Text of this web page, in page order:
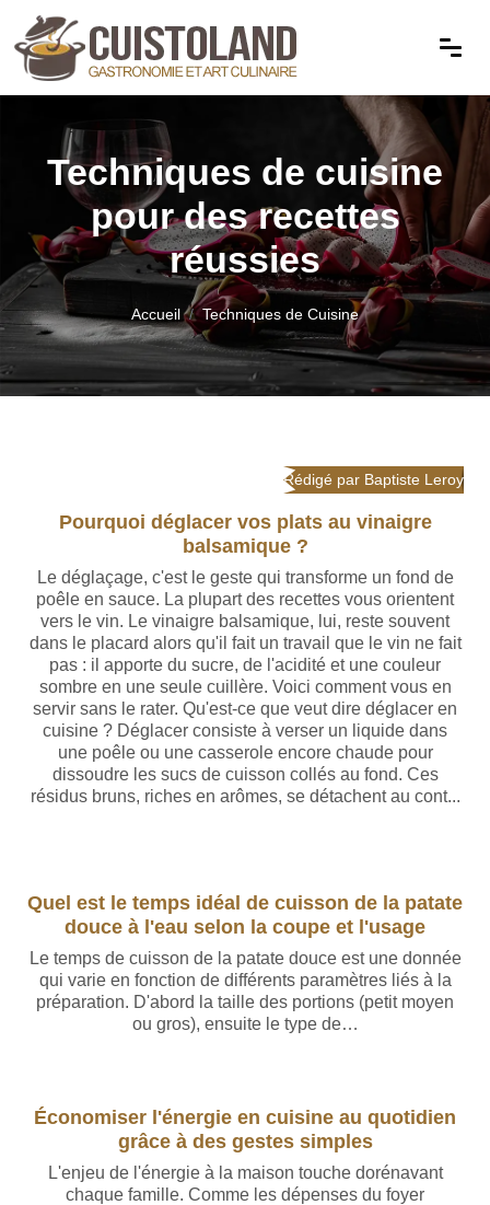
Techniques de cuisine
pour des recettes
réussies
Accueil Techniques de Cuisine
Rédigé par Baptiste Leroy
Pourquoi déglacer vos plats au vinaigre
balsamique ?
Le déglaçage, c'est le geste qui transforme un fond de
poêle en sauce. La plupart des recettes vous orientent
vers le vin. Le vinaigre balsamique, lui, reste souvent
dans le placard alors qu'il fait un travail que le vin ne fait
pas : il apporte du sucre, de l'acidité et une couleur
sombre en une seule cuillère. Voici comment vous en
servir sans le rater. Qu'est-ce que veut dire déglacer en
cuisine ? Déglacer consiste à verser un liquide dans
une poêle ou une casserole encore chaude pour
dissoudre les sucs de cuisson collés au fond. Ces
résidus bruns, riches en arômes, se détachent au cont...
Quel est le temps idéal de cuisson de la patate
douce à l'eau selon la coupe et l'usage
Le temps de cuisson de la patate douce est une donnée
qui varie en fonction de différents paramètres liés à la
préparation. D'abord la taille des portions (petit moyen
ou gros), ensuite le type de…
Économiser l'énergie en cuisine au quotidien
grâce à des gestes simples
L'enjeu de l'énergie à la maison touche dorénavant
chaque famille. Comme les dépenses du foyer